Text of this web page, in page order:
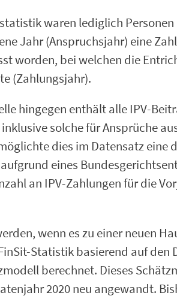
waren lediglich
Jahr (Anspruchsjahr) eine
worden, bei welchen die
(Zahlungsjahr).
hingegen enthält alle IPV-
solche für Ansprüche
dies im Datensatz eine
eines
an IPV-Zahlungen für die
wenn es zu einer neuen
Statistik basierend auf den
berechnet. Dieses
2020 neu angewandt.